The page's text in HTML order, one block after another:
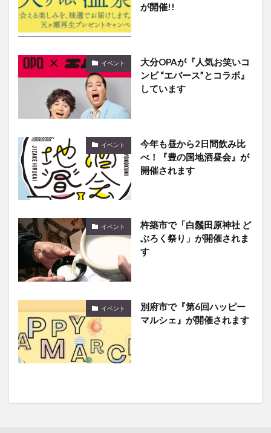
が開催!!
イベント
大分OPAが『人気お笑いコ
ンビ “エバース”とコラボ』
しています
イベント
今年も昼から2日間飲み比
べ！『豊の国地酒昼会』が
開催されます
イベント
杵築市で「白鬚田原神社 ど
ぶろく祭り」が開催されま
す
イベント
別府市で『第6回ハッピー
マルシェ』が開催されます